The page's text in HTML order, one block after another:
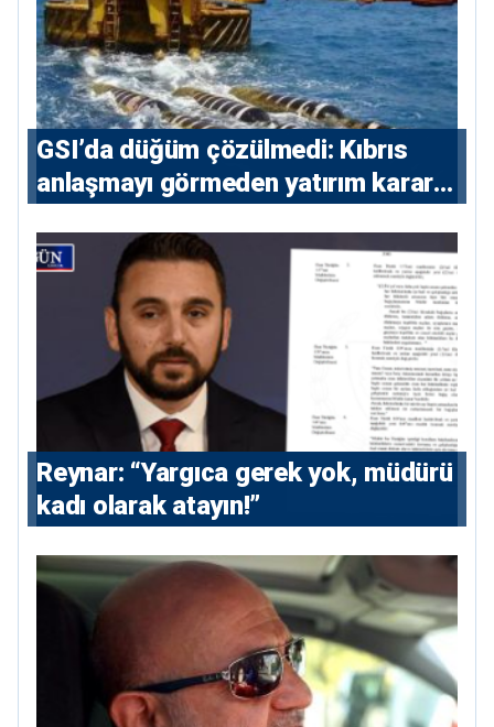
GSI’da düğüm çözülmedi: Kıbrıs
anlaşmayı görmeden yatırım kararı
Reynar: “Yargıca gerek yok, müdürü
kadı olarak atayın!”